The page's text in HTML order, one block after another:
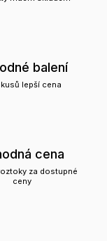
balení
lepší cena
cena
za dostupné
ceny